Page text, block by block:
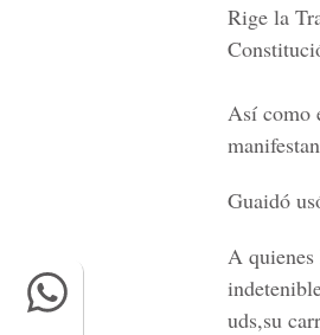
Rige la
Así como
Guaidó
A quienes
uds,su